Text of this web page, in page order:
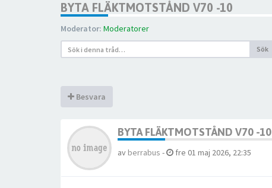
BYTA FLÄKTMOTSTÅND V70 -10
Moderator: Moderatorer
Sök
Besvara
BYTA FLÄKTMOTSTÅND V70 -10
av berrabus - fre 01 maj 2026, 22:35